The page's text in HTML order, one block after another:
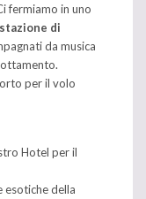
fermiamo in uno
di
da musica
per il volo
Hotel per il
esotiche della